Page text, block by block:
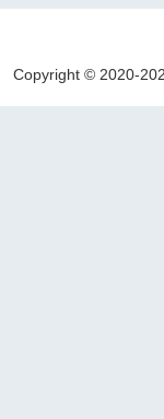
Copyright © 2020-